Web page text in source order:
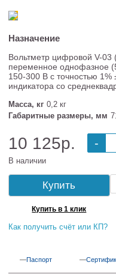
Назначение
Вольтметр цифровой V-03
переменное однофазное
150-300 В с точностью 1%
индикатора со
Масса, кг 0,2 кг
Габаритные размеры, мм
10 125р. -
В наличии
Купить
Купить в 1 клик
Как получить счёт или КП?
Паспорт